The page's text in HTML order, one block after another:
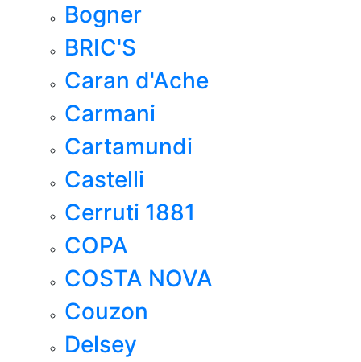
Bogner
BRIC'S
Caran d'Ache
Carmani
Cartamundi
Castelli
Cerruti 1881
COPA
COSTA NOVA
Couzon
Delsey